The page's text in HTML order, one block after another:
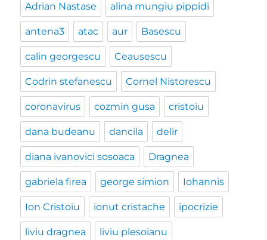
Adrian Nastase alina mungiu pippidi
antena3 atac aur Basescu
calin georgescu Ceausescu
Codrin stefanescu Cornel Nistorescu
coronavirus cozmin gusa cristoiu
dana budeanu dancila delir
diana ivanovici sosoaca Dragnea
gabriela firea george simion Iohannis
Ion Cristoiu ionut cristache ipocrizie
liviu dragnea liviu plesoianu